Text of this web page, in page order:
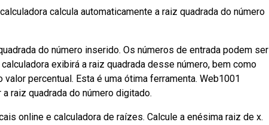
calcula automaticamente a raiz quadrada do número
do número inserido. Os números de entrada podem ser
exibirá a raiz quadrada desse número, bem como
percentual. Esta é uma ótima ferramenta. Web1001
raiz quadrada do número digitado.
online e calculadora de raízes. Calcule a enésima raiz de x.